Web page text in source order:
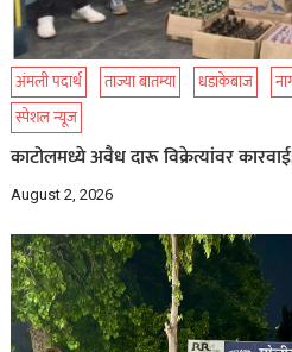
अंमली पदार्थ ताज्या बातम्या धडाकेबाज
स्पेशल न्यूज
काटोलमध्ये अवैध दारू विक्रेत्यांवर
August 2, 2026